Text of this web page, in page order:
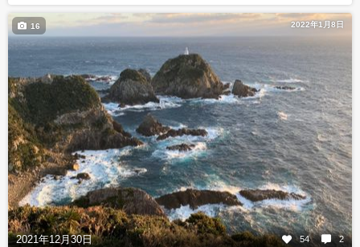
2022年1月8日
2021年12月30日 54 2
16